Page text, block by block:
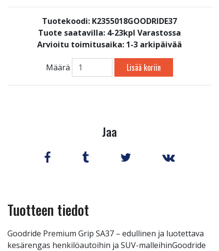
Tuotekoodi: K2355018GOODRIDE37
Tuote saatavilla: 4-23kpl Varastossa
Arvioitu toimitusaika: 1-3 arkipäivää
Määrä Lisää koriin
Jaa
Tuotteen tiedot
Goodride Premium Grip SA37 – edullinen ja luotettava
kesärengas henkilöautoihin ja SUV-malleihinGoodride